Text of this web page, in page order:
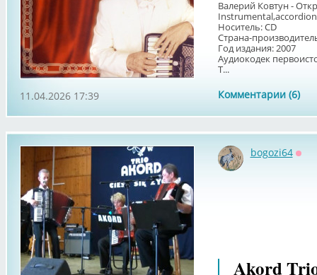
Валерий Ковтун -
Instrumental,accordion
Носитель: CD
Страна-
Год издания: 2007
Аудиокодек
Т...
Комментарии (6)
11.04.2026 17:39
bogozi64
Akord